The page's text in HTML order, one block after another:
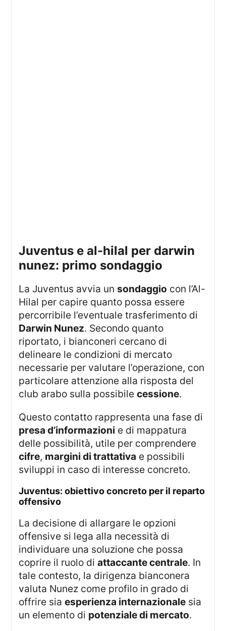
juventus e al-hilal per darwin
nunez: primo sondaggio
La Juventus avvia unsondaggio con l’Al-
Hilal per capire quanto possa essere
percorribile l’eventuale trasferimento di
Darwin Nunez. Secondo quanto
riportato, i bianconeri cercano di
delineare le condizioni di mercato
necessarie per valutare l’operazione, con
particolare attenzione alla risposta del
club arabo sulla possibilecessione.
Questo contatto rappresenta una fase di
presa d’informazioni e di mappatura
delle possibilità, utile per comprendere
cifre, margini di trattativa e possibili
sviluppi in caso di interesse concreto.
juventus: obiettivo concreto per il reparto
offensivo
La decisione di allargare le opzioni
offensive si lega alla necessità di
individuare una soluzione che possa
coprire il ruolo diattaccante centrale. In
tale contesto, la dirigenza bianconera
valuta Nunez come profilo in grado di
offrire siaesperienza internazionale sia
un elemento di potenziale di mercato.